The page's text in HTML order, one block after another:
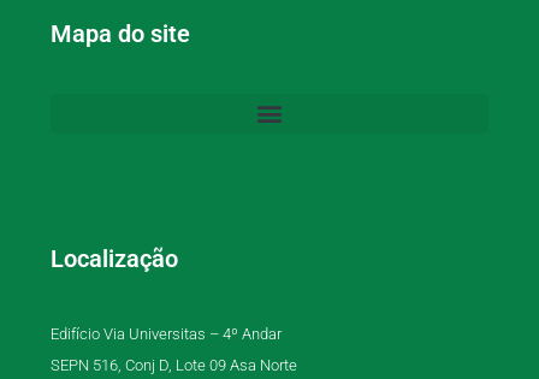
Mapa do site
Localização
Edifício Via Universitas – 4º Andar
SEPN 516, Conj D, Lote 09 Asa Norte